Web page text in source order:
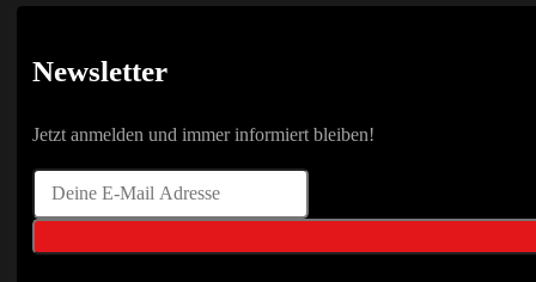
Newsletter
Jetzt anmelden und immer informiert bleiben!